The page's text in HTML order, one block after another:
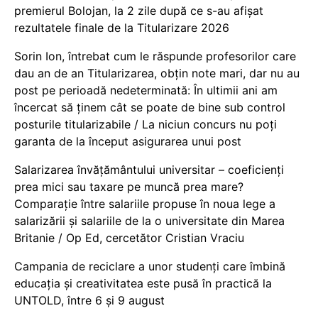
premierul Bolojan, la 2 zile după ce s-au afișat
rezultatele finale de la Titularizare 2026
Sorin Ion, întrebat cum le răspunde profesorilor care
dau an de an Titularizarea, obțin note mari, dar nu au
post pe perioadă nedeterminată: În ultimii ani am
încercat să ținem cât se poate de bine sub control
posturile titularizabile / La niciun concurs nu poți
garanta de la început asigurarea unui post
Salarizarea învățământului universitar – coeficienți
prea mici sau taxare pe muncă prea mare?
Comparație între salariile propuse în noua lege a
salarizării și salariile de la o universitate din Marea
Britanie / Op Ed, cercetător Cristian Vraciu
Campania de reciclare a unor studenți care îmbină
educația și creativitatea este pusă în practică la
UNTOLD, între 6 și 9 august